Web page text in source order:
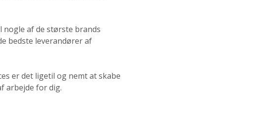
af de største brands
bedste leverandører af
er det ligetil og nemt at skabe
arbejde for dig.